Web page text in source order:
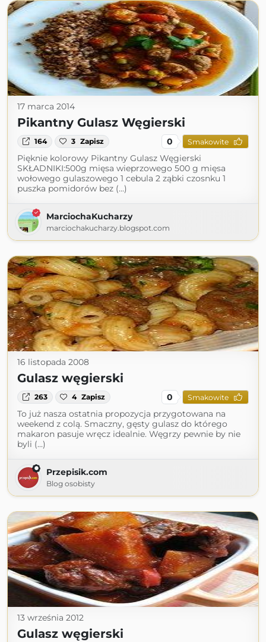
17 marca 2014
Pikantny Gulasz Węgierski
164 3 Zapisz 0 Smakowite
Pięknie kolorowy Pikantny Gulasz Węgierski
SKŁADNIKI:500g mięsa wieprzowego 500 g mięsa
wołowego gulaszowego 1 cebula 2 ząbki czosnku 1
puszka pomidorów bez (...)
MarciochaKucharzy
marciochakucharzy.blogspot.com
16 listopada 2008
Gulasz węgierski
263 4 Zapisz 0 Smakowite
To już nasza ostatnia propozycja przygotowana na
weekend z colą. Smaczny, gęsty gulasz do którego
makaron pasuje wręcz idealnie. Węgrzy pewnie by nie
byli (...)
Przepisik.com
Blog osobisty
13 września 2012
Gulasz węgierski